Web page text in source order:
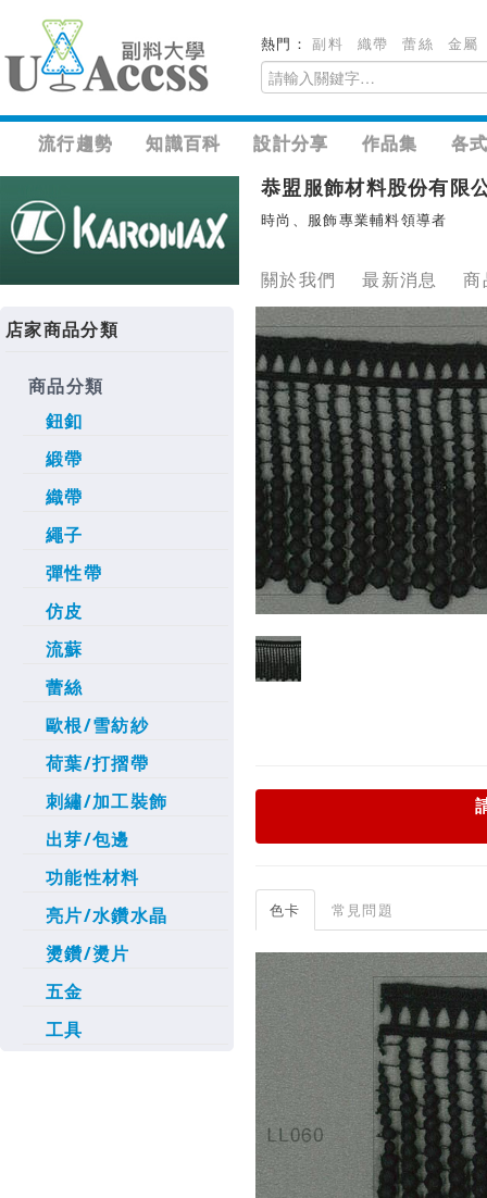
熱門：副料 織帶 蕾絲 金屬
流行趨勢 知識百科 設計分享 作品集 各
恭盟服飾材料股份有限
時尚、服飾專業輔料領導者
關於我們 最新消息 商
店家商品分類
商品分類
鈕釦
緞帶
織帶
繩子
彈性帶
仿皮
流蘇
蕾絲
歐根/雪紡紗
荷葉/打摺帶
刺繡/加工裝飾
出芽/包邊
功能性材料
亮片/水鑽水晶
燙鑽/燙片
五金
工具
色卡 常見問題